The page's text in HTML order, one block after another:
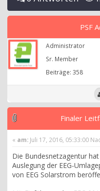
PSF
Administrator
Sr. Member
Beiträge: 358
Finaler
« am: Juli 17, 2016, 05:33:00
Die Bundesnetzagentur
Auslegung der EEG-
von EEG Solarstrom